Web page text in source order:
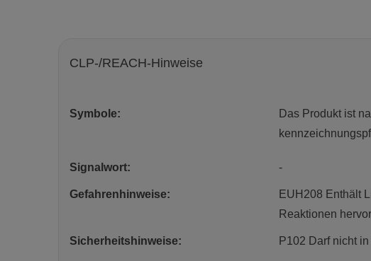
CLP-/REACH-Hinweise
Symbole:
Das Produkt ist
Signalwort: -
Gefahrenhinweise:
EUH208 Enthält
Reaktionen
Sicherheitshinweise: P102 Darf nicht